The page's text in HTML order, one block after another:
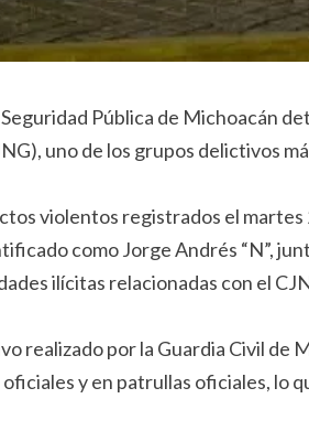
Pública de Michoacán
uno de los grupos delictivos
violentos registrados el
como Jorge Andrés “N”,
ilícitas relacionadas con el
realizado por la Guardia Civil
y en patrullas oficiales, lo